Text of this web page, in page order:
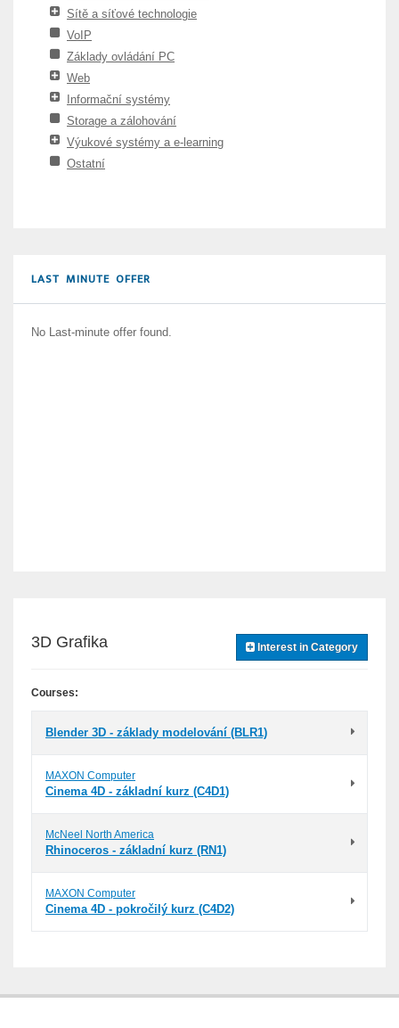
Sítě a síťové technologie
VoIP
Základy ovládání PC
Web
Informační systémy
Storage a zálohování
Výukové systémy a e-learning
Ostatní
LAST MINUTE OFFER
No Last-minute offer found.
Interest in Category
3D Grafika
Courses:
Blender 3D - základy modelování (BLR1)
MAXON Computer
Cinema 4D - základní kurz (C4D1)
McNeel North America
Rhinoceros - základní kurz (RN1)
MAXON Computer
Cinema 4D - pokročilý kurz (C4D2)